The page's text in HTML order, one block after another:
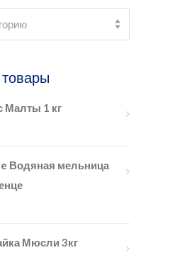
Малты 1 кг
Водяная мельница
Мюсли 3кг